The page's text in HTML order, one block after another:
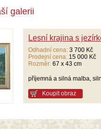
galerii
Lesní krajina s
Odhadní cena: 3 700 Kč
Prodejní cena: 15 000 Kč
Rozměr: 67 x 43 cm
příjemná a silná malba,
Koupit obraz